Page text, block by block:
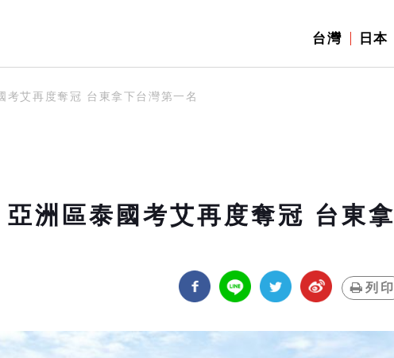
台灣 日本
考艾再度奪冠 台東拿下台灣第一名
洲區泰國考艾再度奪冠 台東拿
列印